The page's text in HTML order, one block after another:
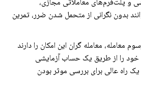
بدون نگرانی از متحمل شدن ضرر، تمرین
معامله، معامله گران این امکان را دارند
خود را از طریق یک حساب آزمایشی
راه عالی برای بررسی موثر بودن